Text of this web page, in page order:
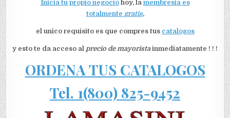
Inicia tu propio negociohoy, la membresia es
totalmente gratis,
el unico requisito es que compres tus catalogos
y esto te da acceso al precio de mayoristainmediatamente ! ! !
ORDENA TUS CATALOGOS
Tel. 1(800) 825-9452